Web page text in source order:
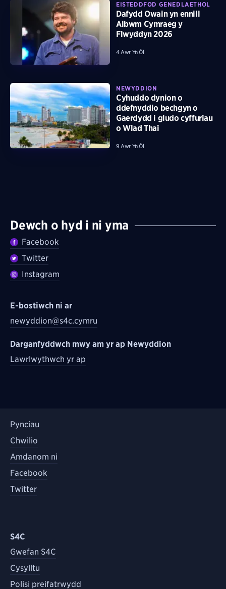
EISTEDDFOD GENEDLAETHOL
Dafydd Owain yn ennill
Albwm Cymraeg y
Flwyddyn 2026
4 Awr Yn Ôl
NEWYDDION
Cyhuddo dynion o
ddefnyddio bechgyn o
Gaerdydd i gludo cyffuriau
o Wlad Thai
9 Awr Yn Ôl
Dewch o hyd i ni yma
Facebook
Twitter
Instagram
E-bostiwch ni ar
newyddion@s4c.cymru
Darganfyddwch mwy am yr ap Newyddion
Lawrlwythwch yr ap
Pynciau
Chwilio
Amdanom ni
Facebook
Twitter
S4C
Gwefan S4C
Cysylltu
Polisi preifatrwydd